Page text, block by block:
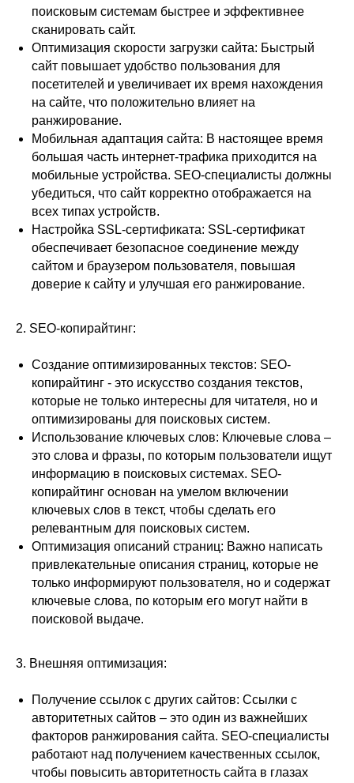
поисковым системам быстрее и эффективнее
сканировать сайт.
Оптимизация скорости загрузки сайта: Быстрый
сайт повышает удобство пользования для
посетителей и увеличивает их время нахождения
на сайте, что положительно влияет на
ранжирование.
Мобильная адаптация сайта: В настоящее время
большая часть интернет-трафика приходится на
мобильные устройства. SEO-специалисты должны
убедиться, что сайт корректно отображается на
всех типах устройств.
Настройка SSL-сертификата: SSL-сертификат
обеспечивает безопасное соединение между
сайтом и браузером пользователя, повышая
доверие к сайту и улучшая его ранжирование.
2. SEO-копирайтинг:
Создание оптимизированных текстов: SEO-
копирайтинг - это искусство создания текстов,
которые не только интересны для читателя, но и
оптимизированы для поисковых систем.
Использование ключевых слов: Ключевые слова –
это слова и фразы, по которым пользователи ищут
информацию в поисковых системах. SEO-
копирайтинг основан на умелом включении
ключевых слов в текст, чтобы сделать его
релевантным для поисковых систем.
Оптимизация описаний страниц: Важно написать
привлекательные описания страниц, которые не
только информируют пользователя, но и содержат
ключевые слова, по которым его могут найти в
поисковой выдаче.
3. Внешняя оптимизация:
Получение ссылок с других сайтов: Ссылки с
авторитетных сайтов – это один из важнейших
факторов ранжирования сайта. SEO-специалисты
работают над получением качественных ссылок,
чтобы повысить авторитетность сайта в глазах